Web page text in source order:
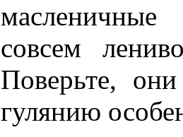
совсем
Поверьте,
гулянию